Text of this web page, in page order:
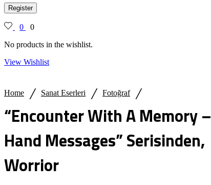
Register
0
0
No products in the wishlist.
View Wishlist
Home / Sanat Eserleri / Fotoğraf /
“Encounter With A Memory –
Hand Messages” Serisinden,
Worrior